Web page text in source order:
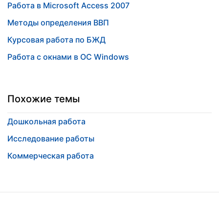
Работа в Microsoft Access 2007
Методы определения ВВП
Курсовая работа по БЖД
Работа с окнами в ОС Windows
Похожие темы
Дошкольная работа
Исследование работы
Коммерческая работа